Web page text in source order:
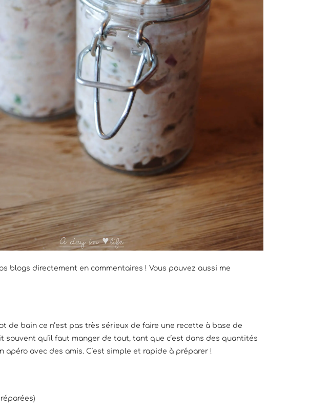
blogs directement en commentaires ! Vous pouvez aussi me
bain ce n’est pas très sérieux de faire une recette à base de
qu’il faut manger de tout, tant que c’est dans des quantités
avec des amis. C’est simple et rapide à préparer !